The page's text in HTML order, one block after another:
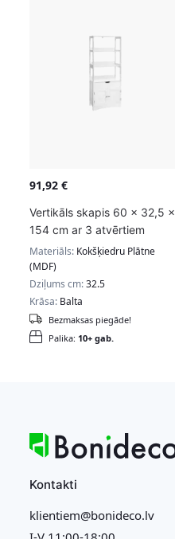
91,92 €
Vertikāls skapis 60 x 32,5 x
154 cm ar 3 atvērtiem
nodalījumiem
Materiāls: Kokšķiedru Plātne
(MDF)
Dziļums cm:32.5
Krāsa: Balta
Palika: 10+ gab.
Bezmaksas piegāde!
Kontakti
klientiem@bonideco.lv